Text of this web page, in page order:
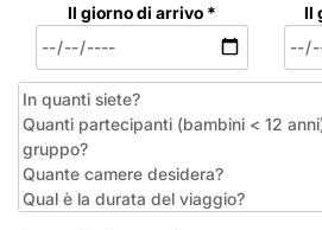
Il giorno di arrivo * Il